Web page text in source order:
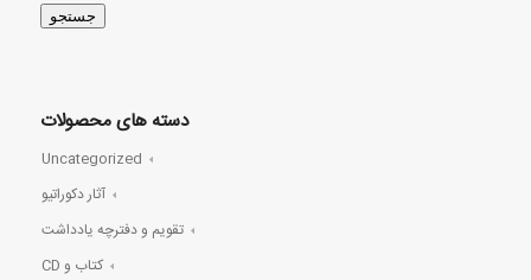
جستجو
دسته های محصولات
Uncategorized
آثار دکوراتیو
تقویم و دفترچه یادداشت
کتاب و CD